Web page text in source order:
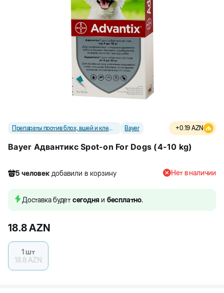
Препараты против блох, вшей и клещей Bayer +0.19 AZN
Bayer Адвантикс Spot-on For Dogs (4-10 kg)
5 человек добавили в корзину
5 человек купили товар
Нет в наличии
Доставка будетсегодня и бесплатно.
18.8AZN
1 шт
18.8 AZN